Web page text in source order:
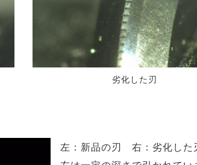
劣化した刃
左：新品の刃 右：劣化した